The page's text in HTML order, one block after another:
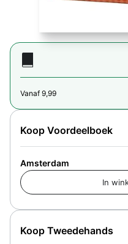
Vanaf 9,99
Koop Tweedehands
Koop Voordeelboek
Amsterdam